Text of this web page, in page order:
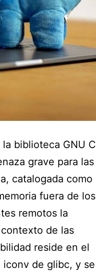
biblioteca GNU C
grave para las
catalogada como
fuera de los
remotos la
de las
reside en el
de glibc, y se